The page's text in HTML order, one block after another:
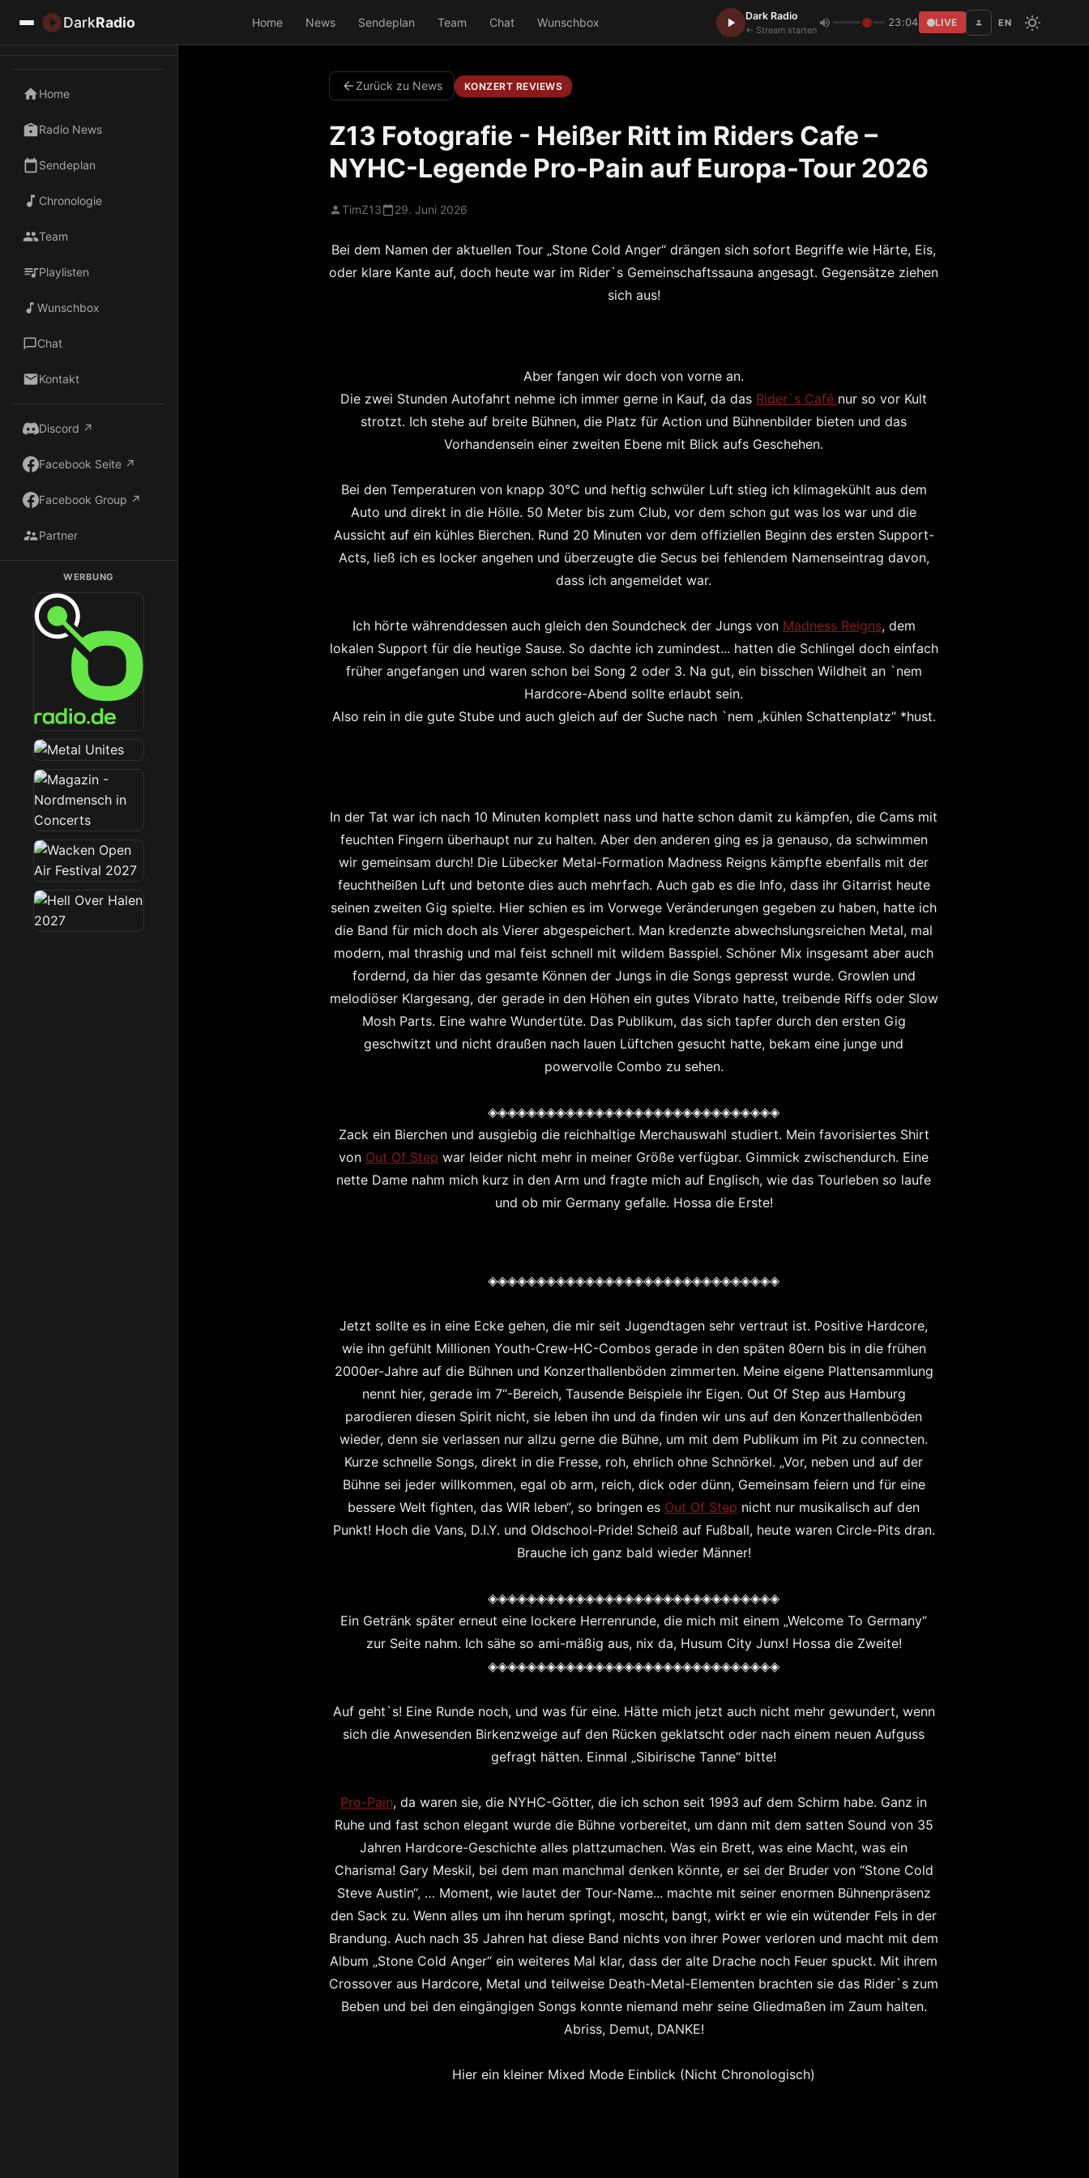
DarkRadio Home News Sendeplan Team Chat Wunschbox Dark Radio
← Stream starten
23:04 LIVE EN
Home
Radio News
Sendeplan
Chronologie
Team
Playlisten
Wunschbox
Chat
Kontakt
Discord ↗
Facebook Seite ↗
Facebook Group ↗
Partner
WERBUNG
Dark Radio auf Radio.de hören
Zurück zu News KONZERT REVIEWS
Z13 Fotografie - Heißer Ritt im Riders Cafe –
NYHC-Legende Pro-Pain auf Europa-Tour 2026
TimZ13 29. Juni 2026
Bei dem Namen der aktuellen Tour „Stone Cold Anger“ drängen sich sofort Begriffe wie Härte, Eis,
oder klare Kante auf, doch heute war im Rider`s Gemeinschaftssauna angesagt. Gegensätze ziehen
sich aus!
Aber fangen wir doch von vorne an.
Die zwei Stunden Autofahrt nehme ich immer gerne in Kauf, da das Rider`s Café nur so vor Kult
strotzt. Ich stehe auf breite Bühnen, die Platz für Action und Bühnenbilder bieten und das
Vorhandensein einer zweiten Ebene mit Blick aufs Geschehen.
Bei den Temperaturen von knapp 30°C und heftig schwüler Luft stieg ich klimagekühlt aus dem
Auto und direkt in die Hölle. 50 Meter bis zum Club, vor dem schon gut was los war und die
Aussicht auf ein kühles Bierchen. Rund 20 Minuten vor dem offiziellen Beginn des ersten Support-
Acts, ließ ich es locker angehen und überzeugte die Secus bei fehlendem Namenseintrag davon,
dass ich angemeldet war.
Ich hörte währenddessen auch gleich den Soundcheck der Jungs von Madness Reigns, dem
lokalen Support für die heutige Sause. So dachte ich zumindest... hatten die Schlingel doch einfach
früher angefangen und waren schon bei Song 2 oder 3. Na gut, ein bisschen Wildheit an `nem
Hardcore-Abend sollte erlaubt sein.
Also rein in die gute Stube und auch gleich auf der Suche nach `nem „kühlen Schattenplatz“ *hust.
In der Tat war ich nach 10 Minuten komplett nass und hatte schon damit zu kämpfen, die Cams mit
feuchten Fingern überhaupt nur zu halten. Aber den anderen ging es ja genauso, da schwimmen
wir gemeinsam durch! Die Lübecker Metal-Formation Madness Reigns kämpfte ebenfalls mit der
feuchtheißen Luft und betonte dies auch mehrfach. Auch gab es die Info, dass ihr Gitarrist heute
seinen zweiten Gig spielte. Hier schien es im Vorwege Veränderungen gegeben zu haben, hatte ich
die Band für mich doch als Vierer abgespeichert. Man kredenzte abwechslungsreichen Metal, mal
modern, mal thrashig und mal feist schnell mit wildem Basspiel. Schöner Mix insgesamt aber auch
fordernd, da hier das gesamte Können der Jungs in die Songs gepresst wurde. Growlen und
melodiöser Klargesang, der gerade in den Höhen ein gutes Vibrato hatte, treibende Riffs oder Slow
Mosh Parts. Eine wahre Wundertüte. Das Publikum, das sich tapfer durch den ersten Gig
geschwitzt und nicht draußen nach lauen Lüftchen gesucht hatte, bekam eine junge und
powervolle Combo zu sehen.
◈◈◈◈◈◈◈◈◈◈◈◈◈◈◈◈◈◈◈◈◈◈◈◈◈◈◈◈◈◈
Zack ein Bierchen und ausgiebig die reichhaltige Merchauswahl studiert. Mein favorisiertes Shirt
von Out Of Step war leider nicht mehr in meiner Größe verfügbar. Gimmick zwischendurch. Eine
nette Dame nahm mich kurz in den Arm und fragte mich auf Englisch, wie das Tourleben so laufe
und ob mir Germany gefalle. Hossa die Erste!
◈◈◈◈◈◈◈◈◈◈◈◈◈◈◈◈◈◈◈◈◈◈◈◈◈◈◈◈◈◈
Jetzt sollte es in eine Ecke gehen, die mir seit Jugendtagen sehr vertraut ist. Positive Hardcore,
wie ihn gefühlt Millionen Youth-Crew-HC-Combos gerade in den späten 80ern bis in die frühen
2000er-Jahre auf die Bühnen und Konzerthallenböden zimmerten. Meine eigene Plattensammlung
nennt hier, gerade im 7“-Bereich, Tausende Beispiele ihr Eigen. Out Of Step aus Hamburg
parodieren diesen Spirit nicht, sie leben ihn und da finden wir uns auf den Konzerthallenböden
wieder, denn sie verlassen nur allzu gerne die Bühne, um mit dem Publikum im Pit zu connecten.
Kurze schnelle Songs, direkt in die Fresse, roh, ehrlich ohne Schnörkel. „Vor, neben und auf der
Bühne sei jeder willkommen, egal ob arm, reich, dick oder dünn, Gemeinsam feiern und für eine
bessere Welt fighten, das WIR leben“, so bringen es Out Of Step nicht nur musikalisch auf den
Punkt! Hoch die Vans, D.I.Y. und Oldschool-Pride! Scheiß auf Fußball, heute waren Circle-Pits dran.
Brauche ich ganz bald wieder Männer!
◈◈◈◈◈◈◈◈◈◈◈◈◈◈◈◈◈◈◈◈◈◈◈◈◈◈◈◈◈◈
Ein Getränk später erneut eine lockere Herrenrunde, die mich mit einem „Welcome To Germany“
zur Seite nahm. Ich sähe so ami-mäßig aus, nix da, Husum City Junx! Hossa die Zweite!
◈◈◈◈◈◈◈◈◈◈◈◈◈◈◈◈◈◈◈◈◈◈◈◈◈◈◈◈◈◈
Auf geht`s! Eine Runde noch, und was für eine. Hätte mich jetzt auch nicht mehr gewundert, wenn
sich die Anwesenden Birkenzweige auf den Rücken geklatscht oder nach einem neuen Aufguss
gefragt hätten. Einmal „Sibirische Tanne“ bitte!
Pro-Pain, da waren sie, die NYHC-Götter, die ich schon seit 1993 auf dem Schirm habe. Ganz in
Ruhe und fast schon elegant wurde die Bühne vorbereitet, um dann mit dem satten Sound von 35
Jahren Hardcore-Geschichte alles plattzumachen. Was ein Brett, was eine Macht, was ein
Charisma! Gary Meskil, bei dem man manchmal denken könnte, er sei der Bruder von “Stone Cold
Steve Austin“, … Moment, wie lautet der Tour-Name... machte mit seiner enormen Bühnenpräsenz
den Sack zu. Wenn alles um ihn herum springt, moscht, bangt, wirkt er wie ein wütender Fels in der
Brandung. Auch nach 35 Jahren hat diese Band nichts von ihrer Power verloren und macht mit dem
Album „Stone Cold Anger“ ein weiteres Mal klar, dass der alte Drache noch Feuer spuckt. Mit ihrem
Crossover aus Hardcore, Metal und teilweise Death-Metal-Elementen brachten sie das Rider`s zum
Beben und bei den eingängigen Songs konnte niemand mehr seine Gliedmaßen im Zaum halten.
Abriss, Demut, DANKE!
Hier ein kleiner Mixed Mode Einblick (Nicht Chronologisch)